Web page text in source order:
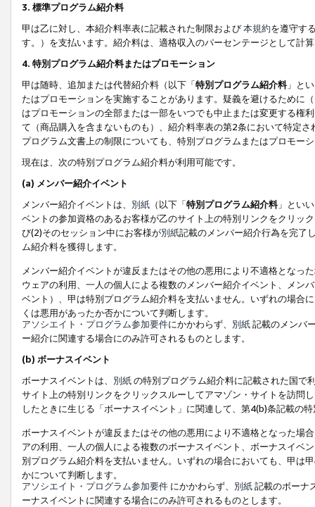
3. 標準プログラム紹介料
甲は乙に対し、本紹介料率表に記載された制限および本規約を遵守す
す。）を支払います。紹介料は、適格収入のパーセンテージとして計
4. 特別プログラム紹介料またはプロモーション
甲は随時、追加または代替紹介料（以下「特別プログラム紹介料」と
たはプロモーションを実施することがあります。疑義を避けるために
はプロモーションの全部または一部をいつでも中止または変更する権
て（商品購入を含まないものも）、紹介料率表の第2条において特定
プログラム文書上の制限についても、特別プログラムまたはプロモー
現在は、次の特別プログラム紹介料が利用可能です。
(a) メンバー紹介イベント
メンバー紹介イベントは、 別紙 （以下「特別プログラム紹介料」とい
ベントの参加資格のあるお客様が乙のサイト上の特別リンクをクリッ
び(2)そのセッション中にお客様が別紙記載のメンバー紹介行為を完了
ム紹介料を獲得します。
メンバー紹介イベントが違反またはその他の悪用により不適格となっ
ウェアの利用、一人の個人による複数のメンバー紹介イベント、メン
ベント）、甲は特別プログラム紹介料を支払いません。いずれの場合
くは悪用があったか否かについて判断します。
アソシエイト・プログラム参加要件にかかわらず、 別紙記載のメンバ
ー紹介に関連する場合にのみ許可されるものとします。
(b) ボーナスイベント
ボーナスイベントは、 別紙の特別プログラム紹介料に記載された国で
サイト上の特別リンクをクリックスルーしてアマゾン・サイトを訪問
したときに生じる「ボーナスイベント」に関連して、第4(b)条記載の
ボーナスイベントが違反またはその他の悪用により不適格となった場
アの利用、一人の個人による複数のボーナスイベント、ボーナスイベ
別プログラム紹介料を支払いません。いずれの場合においても、甲は
かについて判断します。
アソシエイト・プログラム参加要件 にかかわらず、 別紙記載のボーナ
ーナスイベントに関連する場合にのみ許可されるものとします。